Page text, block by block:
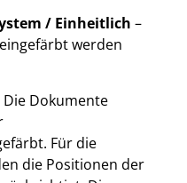
/ Einheitlich –
werden
Dokumente
Für die
die Positionen der